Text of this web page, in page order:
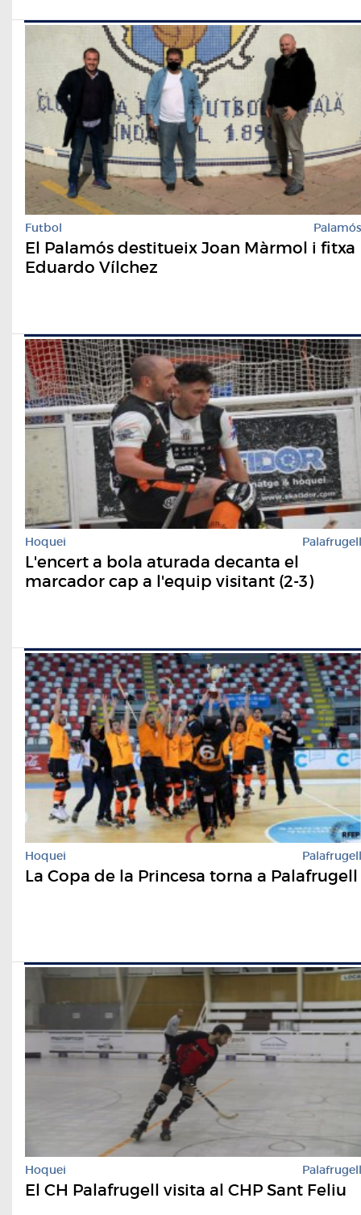
Futbol Palamós
El Palamós destitueix Joan Màrmol i fitxa
Eduardo Vílchez
Hoquei Palafrugell
L'encert a bola aturada decanta el
marcador cap a l'equip visitant (2-3)
Hoquei Palafrugell
La Copa de la Princesa torna a Palafrugell
Hoquei Palafrugell
El CH Palafrugell visita al CHP Sant Feliu